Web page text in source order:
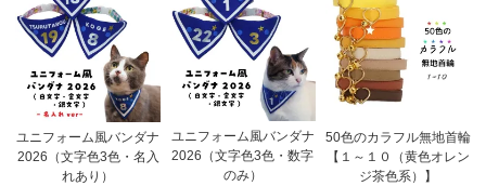
ユニフォーム風バンダナ
2026（文字色3色・名入
れあり）
ユニフォーム風バンダナ
2026（文字色3色・数字
のみ）
50色のカラフル無地首輪
【１～１０（黄色オレン
ジ茶色系）】